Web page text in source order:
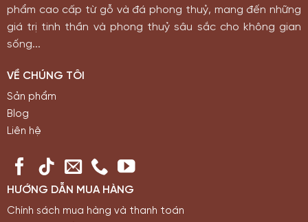
phẩm cao cấp từ gỗ và đá phong thuỷ, mang đến những
giá trị tinh thần và phong thuỷ sâu sắc cho không gian
sống...
VỀ CHÚNG TÔI
Sản phẩm
Blog
Liên hệ
HƯỚNG DẪN MUA HÀNG
Chính sách mua hàng và thanh toán